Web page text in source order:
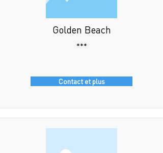
Golden Beach
***
Contact et plus